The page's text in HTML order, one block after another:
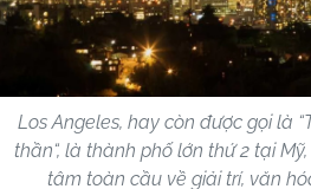
Los Angeles, hay còn được gọi là
thần“, là thành phố lớn thứ 2 tại
tâm toàn cầu về giải trí, văn